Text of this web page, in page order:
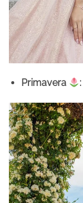
Primavera :